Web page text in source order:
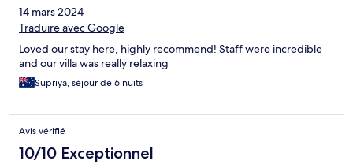
14 mars 2024
Traduire avec Google
Loved our stay here, highly recommend! Staff were incredible
and our villa was really relaxing
Supriya, séjour de 6 nuits
Avis vérifié
10/10 Exceptionnel